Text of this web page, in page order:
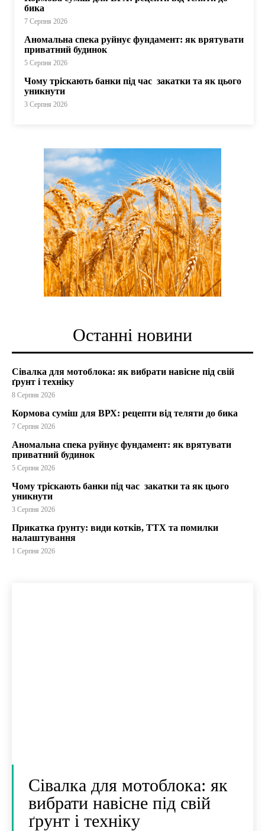
бика
7 Серпня 2026
Аномальна спека руйнує фундамент: як врятувати
приватний будинок
5 Серпня 2026
Чому тріскають банки під час закатки та як цього
уникнути
3 Серпня 2026
Останні новини
Сівалка для мотоблока: як вибрати навісне під свій
ґрунт і техніку
8 Серпня 2026
Кормова суміш для ВРХ: рецепти від теляти до бика
7 Серпня 2026
Аномальна спека руйнує фундамент: як врятувати
приватний будинок
5 Серпня 2026
Чому тріскають банки під час закатки та як цього
уникнути
3 Серпня 2026
Прикатка ґрунту: види котків, ТТХ та помилки
налаштування
1 Серпня 2026
Сівалка для мотоблока: як
вибрати навісне під свій
ґрунт і техніку